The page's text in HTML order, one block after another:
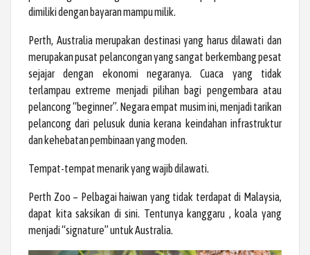
dimiliki dengan bayaran mampu milik.
Perth, Australia merupakan destinasi yang harus dilawati dan
merupakan pusat pelancongan yang sangat berkembang pesat
sejajar dengan ekonomi negaranya. Cuaca yang tidak
terlampau extreme menjadi pilihan bagi pengembara atau
pelancong “beginner”. Negara empat musim ini, menjadi tarikan
pelancong dari pelusuk dunia kerana keindahan infrastruktur
dan kehebatan pembinaan yang moden.
Tempat-tempat menarik yang wajib dilawati.
Perth Zoo – Pelbagai haiwan yang tidak terdapat di Malaysia,
dapat kita saksikan di sini. Tentunya kanggaru , koala yang
menjadi “signature” untuk Australia.